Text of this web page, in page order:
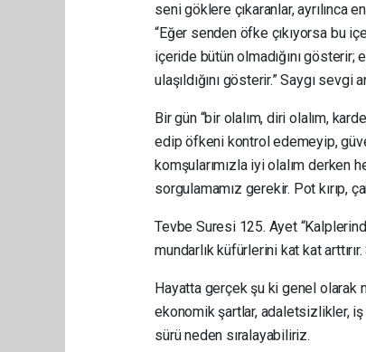
seni göklere çıkaranlar, ayrılınca
“Eğer senden öfke çıkıyorsa bu
içeride bütün olmadığını
ulaşıldığını gösterir.” Saygı sevgi
Bir gün “bir olalım, diri olalım,
edip öfkeni kontrol edemeyip,
komşularımızla iyi olalım derken
sorgulamamız gerekir. Pot kırıp,
Tevbe Suresi 125. Ayet
mundarlık küfürlerini kat kat
Hayatta gerçek şu ki genel olarak
ekonomik şartlar, adaletsizlikler,
sürü neden sıralayabiliriz.